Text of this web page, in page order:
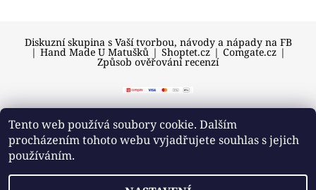
Diskuzní skupina s Vaší tvorbou, návody a nápady na FB
| Hand Made U Matušků | Shoptet.cz | Comgate.cz |
Způsob ověřování recenzí
2026 © U Matušků, všechna práva vyhrazena
Tento web používá soubory cookie. Dalším
procházením tohoto webu vyjadřujete souhlas s jejich
používáním.